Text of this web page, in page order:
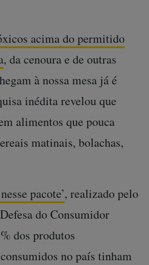
acima do permitido
, da cenoura e de outras
à nossa mesa já é
inédita revelou que
alimentos que pouca
matinais, bolachas,
pacote’, realizado pelo
do Consumidor
dos produtos
no país tinham